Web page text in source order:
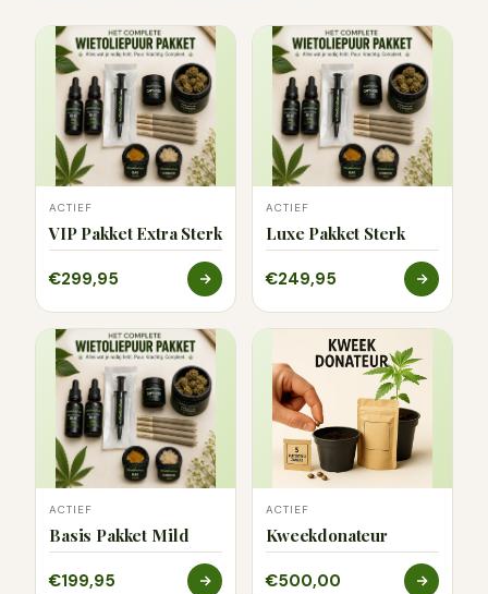
ACTIEF
VIP Pakket Extra Sterk
€299,95
ACTIEF
Luxe Pakket Sterk
€249,95
ACTIEF
Basis Pakket Mild
€199,95
ACTIEF
Kweekdonateur
€500,00